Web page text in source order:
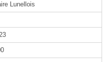
Lunellois